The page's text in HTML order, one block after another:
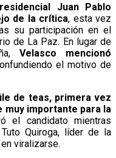
Juan Pablo
de la crítica, esta vez
su participación en el
de La Paz. En lugar de
Velasco mencionó
el motivo de
de teas, primera vez
muy importante para la
el candidato mientras
Quiroga, líder de la
viralizarse.